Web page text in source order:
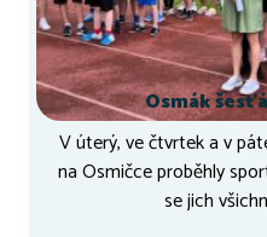
Osmák
V úterý, ve čtvrtek a v
na Osmičce proběhly
se jich